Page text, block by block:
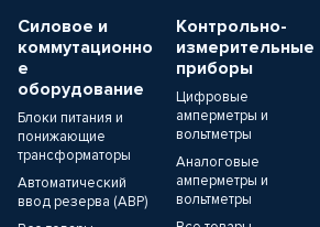
Силовое и
коммутационно
е
оборудование
Блоки питания и
понижающие
трансформаторы
Автоматический
ввод резерва (АВР)
Контрольно-
измерительные
приборы
Цифровые
амперметры и
вольтметры
Аналоговые
амперметры и
вольтметры